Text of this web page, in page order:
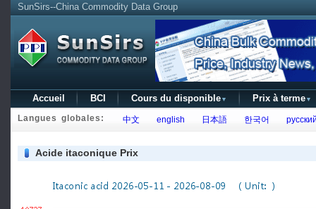
SunSirs--China Commodity Data Group
Accueil BCI Cours du disponible ▼ Prix à terme ▼
Langues globales: 中文 english 日本語 한국어
Acide itaconique Prix